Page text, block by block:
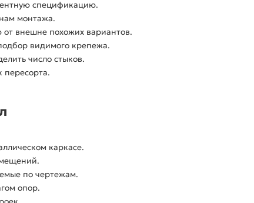
спецификацию.
монтажа.
внешне похожих вариантов.
видимого крепежа.
число стыков.
пересорта.
каркасе.
по чертежам.
опор.